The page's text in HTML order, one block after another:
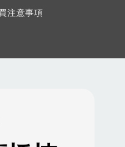
注意事項